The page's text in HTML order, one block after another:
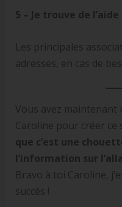
5 – Je trouve de l’aide
Les principales
adresses, en cas de
Vous avez maintenant
Caroline pour créer ce
que c’est une
l’information sur
Bravo à toi Caroline,
succès !